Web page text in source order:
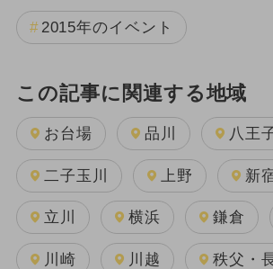
2015年のイベント
この記事に関連する地域
お台場 品川 八王
二子玉川 上野 新
立川 横浜 鎌倉
川崎 川越 秩父・